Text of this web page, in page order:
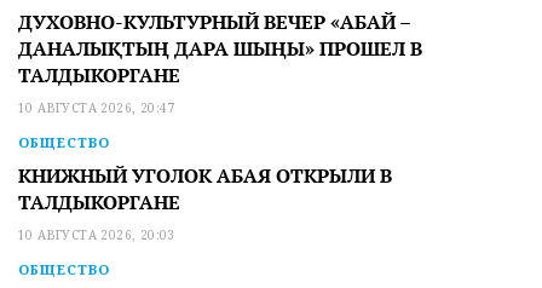
ДУХОВНО-КУЛЬТУРНЫЙ ВЕЧЕР «АБАЙ –
ДАНАЛЫҚТЫҢ ДАРА ШЫҢЫ» ПРОШЕЛ В
ТАЛДЫКОРГАНЕ
10 АВГУСТА 2026, 20:47
ОБЩЕСТВО
КНИЖНЫЙ УГОЛОК АБАЯ ОТКРЫЛИ В
ТАЛДЫКОРГАНЕ
10 АВГУСТА 2026, 20:03
ОБЩЕСТВО